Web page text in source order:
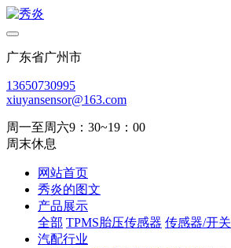
广东省广州市
13650730995
xiuyansensor@163.com
周一至周六9：30~19：00
周末休息
网站首页
秀炎的图文
产品展示
全部 TPMS胎压传感器 传感器/开关
汽配行业